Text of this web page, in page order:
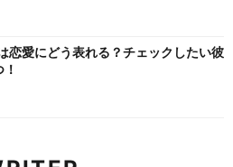
恋愛にどう表れる？チェックしたい彼